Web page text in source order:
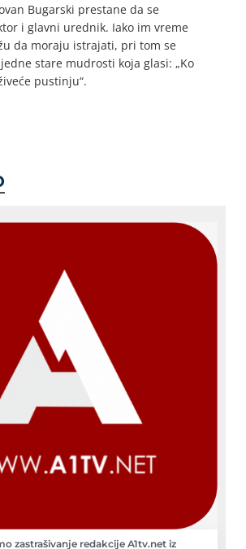
Bugarski prestane da se
i glavni urednik. Iako im vreme
da moraju istrajati, pri tom se
stare mudrosti koja glasi: „Ko
pustinju“.
zastrašivanje redakcije A1tv.net iz